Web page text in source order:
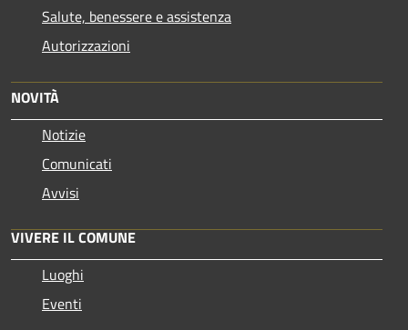
Salute, benessere e assistenza
Autorizzazioni
NOVITÀ
Notizie
Comunicati
Avvisi
VIVERE IL COMUNE
Luoghi
Eventi